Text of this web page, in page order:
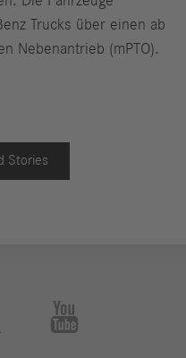
Trucks über einen ab
Nebenantrieb (mPTO).
Stories
